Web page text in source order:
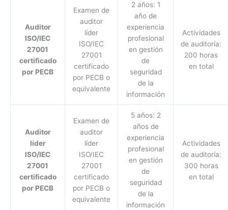
Auditor
ISO/IEC
27001
certificado
por PECB
Examen de
auditor
líder
ISO/IEC
27001
certificado
por PECB o
equivalente
2 años: 1
año de
experiencia
profesional
en gestión
de
seguridad
de la
información
Actividades
de auditoría:
200 horas
en total
Auditor
líder
ISO/IEC
27001
certificado
por PECB
Examen de
auditor
líder
ISO/IEC
27001
certificado
por PECB o
equivalente
5 años: 2
años de
experiencia
profesional
en gestión
de
seguridad
de la
información
Actividades
de auditoría:
300 horas
en total